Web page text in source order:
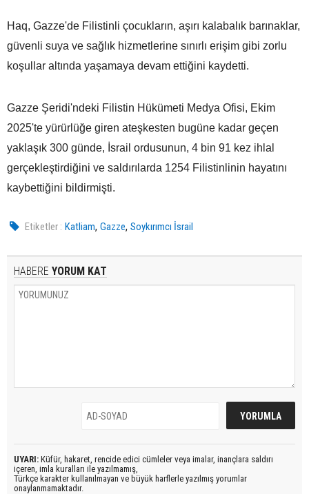
Haq, Gazze'de Filistinli çocukların, aşırı kalabalık barınaklar,
güvenli suya ve sağlık hizmetlerine sınırlı erişim gibi zorlu
koşullar altında yaşamaya devam ettiğini kaydetti.
Gazze Şeridi'ndeki Filistin Hükümeti Medya Ofisi, Ekim
2025'te yürürlüğe giren ateşkesten bugüne kadar geçen
yaklaşık 300 günde, İsrail ordusunun, 4 bin 91 kez ihlal
gerçekleştirdiğini ve saldırılarda 1254 Filistinlinin hayatını
kaybettiğini bildirmişti.
Etiketler : Katliam,Gazze,Soykırımcı İsrail
HABERE YORUM KAT
UYARI: Küfür, hakaret, rencide edici cümleler veya imalar, inançlara saldırı
içeren, imla kuralları ile yazılmamış,
Türkçe karakter kullanılmayan ve büyük harflerle yazılmış yorumlar
onaylanmamaktadır.